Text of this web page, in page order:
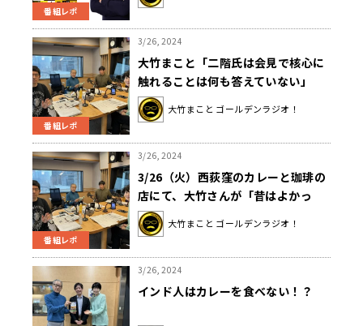
番組レポ
番組レポ
3/26, 2024
大竹まこと「二階氏は会見で核心に
触れることは何も答えていない」
大竹まこと ゴールデンラジオ！
番組レポ
3/26, 2024
3/26（火）西荻窪のカレーと珈琲の
店にて、大竹さんが「昔はよかっ
た」について店主と討論！？
大竹まこと ゴールデンラジオ！
3/26, 2024
インド人はカレーを食べない！？